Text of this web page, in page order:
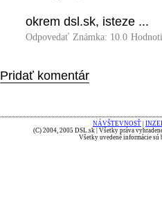
okrem dsl.sk, isteze ...
Odpovedať Známka: 10.0
Pridať komentár
NÁVŠTEVNOSŤ
(C) 2004, 2005 DSL.sk | Všetky práva
Všetky uvedené informácie sú